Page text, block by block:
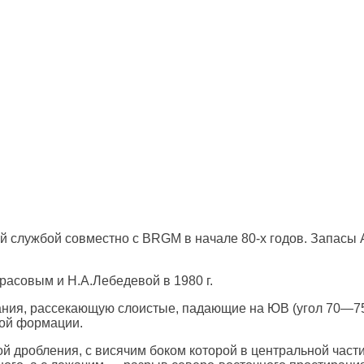
службой совместно с BRGM в начале 80-х годов. Запасы
и Н.А.Лебедевой в 1980 г.
рассекающую слоистые, падающие на ЮВ (угол
формации.
с висячим боком которой в центральной